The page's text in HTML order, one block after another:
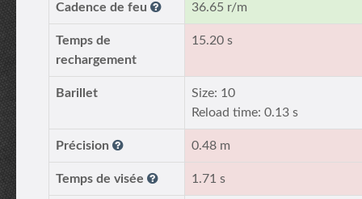
Cadence de feu 36.65 r/m
Temps de
rechargement
15.20 s
Barillet
Size: 10
Reload time: 0.13 s
Précision 0.48 m
Temps de visée 1.71 s